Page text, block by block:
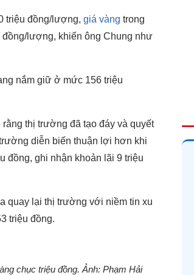
triệu đồng/lượng, giá vàng trong
lượng, khiến ông Chung như
nắm giữ ở mức 156 triệu
thị trường đã tạo đáy và quyết
diễn biến thuận lợi hơn khi
đồng, ghi nhận khoản lãi 9 triệu
quay lại thị trường với niềm tin xu
triệu đồng.
chục triệu đồng. Ảnh: Phạm Hải